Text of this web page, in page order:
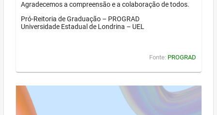
Agradecemos a compreensão e a colaboração de todos.
Pró-Reitoria de Graduação – PROGRAD
Universidade Estadual de Londrina – UEL
Fonte: PROGRAD